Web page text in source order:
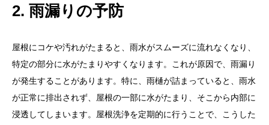
2. 雨漏りの予防
屋根にコケや汚れがたまると、雨水がスムーズに流れなくなり、
特定の部分に水がたまりやすくなります。これが原因で、雨漏り
が発生することがあります。特に、雨樋が詰まっていると、雨水
が正常に排出されず、屋根の一部に水がたまり、そこから内部に
浸透してしまいます。屋根洗浄を定期的に行うことで、こうした